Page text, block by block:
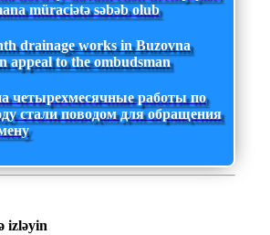
müraciətə səbəb olub
drainage works in Buzovna
appeal to the ombudsman
четырехмесячные работы по
стали поводом для обращения
izləyin